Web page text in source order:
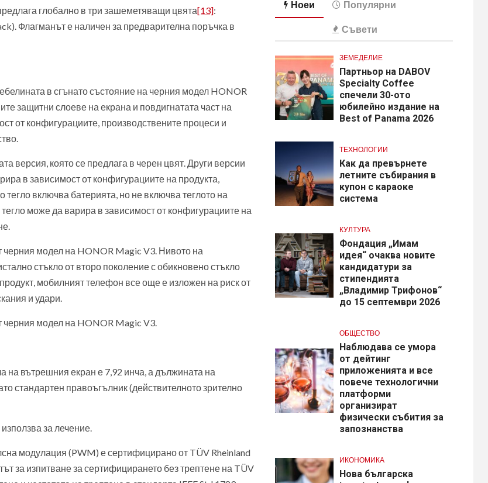
глобално в три зашеметяващи цвята[13]:
Флагманът е наличен за предварителна поръчка в
в сгънато състояние на черния модел HONOR
защитни слоеве на екрана и повдигнатата част на
от конфигурациите, производствените процеси и
версия, която се предлага в черен цвят. Други версии
в зависимост от конфигурациите на продукта,
включва батерията, но не включва теглото на
може да варира в зависимост от конфигурациите на
модел на HONOR Magic V3. Нивото на
стъкло от второ поколение с обикновено стъкло
мобилният телефон все още е изложен на риск от
и удари.
модел на HONOR Magic V3.
на вътрешния екран е 7,92 инча, а дължината на
стандартен правоъгълник (действителното зрително
за лечение.
модулация (PWM) е сертифицирано от TÜV Rheinland
за изпитване за сертифицирането без трептене на TÜV
Ноеи Популярни
Съвети
ЗЕМЕДЕЛИЕ
Партньор на DABOV
Specialty Coffee
спечели 30-ото
юбилейно издание на
Best of Panama 2026
ТЕХНОЛОГИИ
Как да превърнете
летните събирания в
купон с караоке
система
КУЛТУРА
Фондация „Имам
идея“ очаква новите
кандидатури за
стипендията
„Владимир Трифонов“
до 15 септември 2026
ОБЩЕСТВО
Наблюдава се умора
от дейтинг
приложенията и все
повече технологични
платформи
организират
физически събития за
запознанства
ИКОНОМИКА
Нова българска